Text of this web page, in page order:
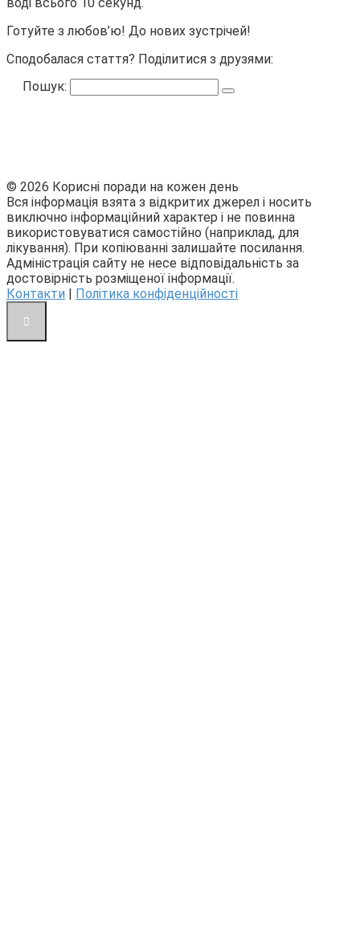
воді всього 10 секунд.
Готуйте з любов’ю! До нових зустрічей!
Сподобалася стаття? Поділитися з друзями:
Пошук:
© 2026 Корисні поради на кожен день
Вся інформація взята з відкритих джерел і носить
виключно інформаційний характер і не повинна
використовуватися самостійно (наприклад, для
лікування). При копіюванні залишайте посилання.
Адміністрація сайту не несе відповідальність за
достовірність розміщеної інформації.
Контакти
Політика конфіденційності